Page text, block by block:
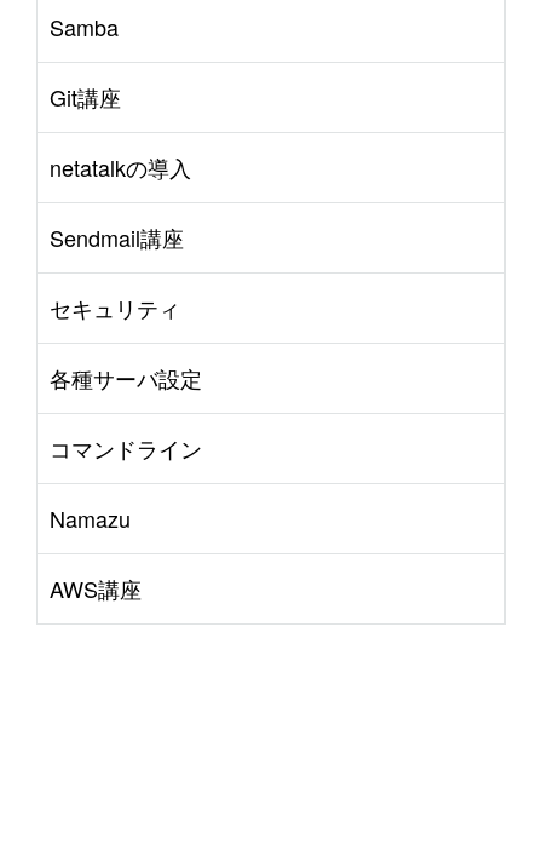
Samba
Git講座
netatalkの導入
Sendmail講座
セキュリティ
各種サーバ設定
コマンドライン
Namazu
AWS講座